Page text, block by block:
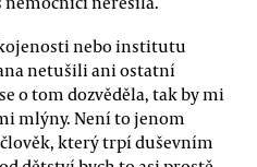
nebo institutu
netušili ani ostatní
o tom dozvěděla, tak by mi
mlýny. Není to jenom
který trpí duševním